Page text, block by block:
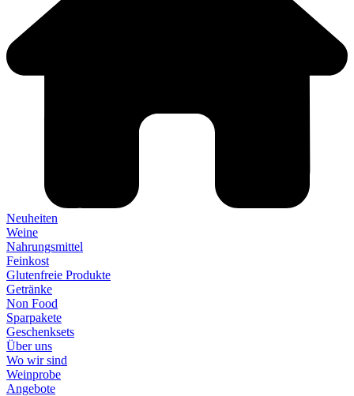
Neuheiten
Weine
Nahrungsmittel
Feinkost
Glutenfreie Produkte
Getränke
Non Food
Sparpakete
Geschenksets
Über uns
Wo wir sind
Weinprobe
Angebote